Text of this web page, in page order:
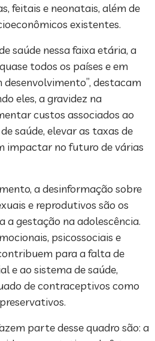
feitais e neonatais, além de
existentes.
saúde nessa faixa etária, a
todos os países e em
desenvolvimento”, destacam
eles, a gravidez na
custos associados ao
saúde, elevar as taxas de
impactar no futuro de várias
a desinformação sobre
e reprodutivos são os
a gestação na adolescência.
psicossociais e
para a falta de
e ao sistema de saúde,
de contraceptivos como
parte desse quadro são: a